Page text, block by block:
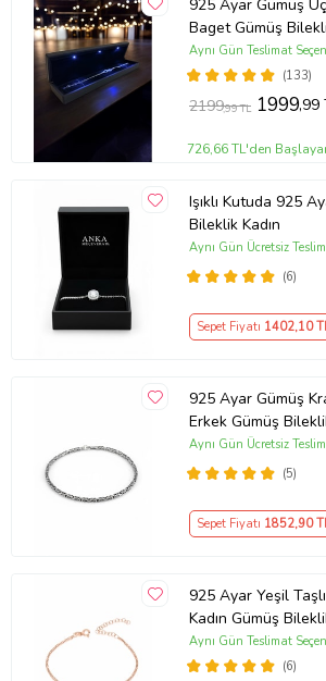
925 Ayar Gümüş
Baget Gümüş
KUTULU)
(133)
Aynı Gün Teslimat
2199,99 TL 1999,99
726,66 TL'den
Işıklı Kutuda 925
Bileklik Kadın
(6)
Aynı Gün Ücretsiz
Sepet Fiyatı 1402,10
925 Ayar Gümüş
Erkek Gümüş
(Çok Renkli)
(5)
Aynı Gün Ücretsiz
Sepet Fiyatı 1852,90
925 Ayar Yeşil
Kadın Gümüş
(6)
Aynı Gün Teslimat